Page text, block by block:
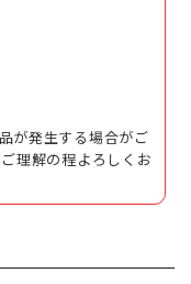
が発生する場合がご
理解の程よろしくお